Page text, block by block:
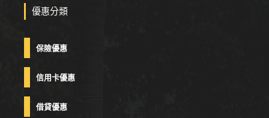
優惠分類
保險優惠
信用卡優惠
借貸優惠